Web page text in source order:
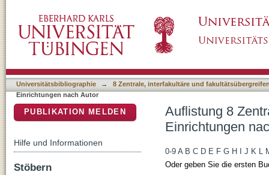
Jessica"
Universitätsbibliographie →
8 Zentrale, interfakultäre und
Einrichtungen nach Autor
Auflistung 8
Einrichtungen
0-9 A B C D E F G H J K L
Oder geben Sie die ersten
PUBLIKATION MELDEN
Hilfe und Informationen
Stöbern